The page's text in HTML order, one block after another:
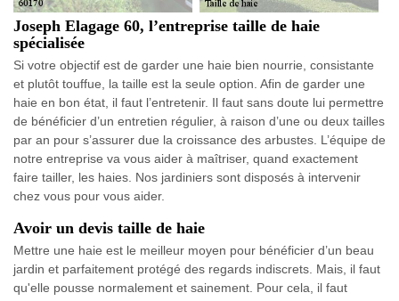
Joseph Elagage 60, l’entreprise taille de haie
spécialisée
Si votre objectif est de garder une haie bien nourrie, consistante
et plutôt touffue, la taille est la seule option. Afin de garder une
haie en bon état, il faut l’entretenir. Il faut sans doute lui permettre
de bénéficier d’un entretien régulier, à raison d’une ou deux tailles
par an pour s’assurer due la croissance des arbustes. L’équipe de
notre entreprise va vous aider à maîtriser, quand exactement
faire tailler, les haies. Nos jardiniers sont disposés à intervenir
chez vous pour vous aider.
Avoir un devis taille de haie
Mettre une haie est le meilleur moyen pour bénéficier d’un beau
jardin et parfaitement protégé des regards indiscrets. Mais, il faut
qu'elle pousse normalement et sainement. Pour cela, il faut